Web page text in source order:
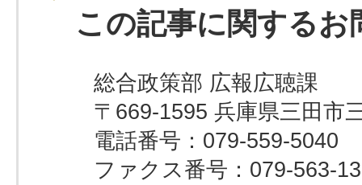
この記事に関するお
総合政策部 広報広聴課
〒669-1595 兵庫県三田市
電話番号：079-559-5040
ファクス番号：079-563-